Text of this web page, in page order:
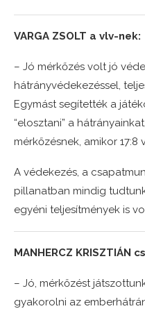
VARGA ZSOLT a vlv-nek:
– Jó mérkőzés volt jó
hátrányvédekezéssel,
Egymást segítették a
“elosztani” a
mérkőzésnek, amikor
A védekezés, a
pillanatban mindig
egyéni teljesítmények is
MANHERCZ
– Jó, mérkőzést
gyakorolni az